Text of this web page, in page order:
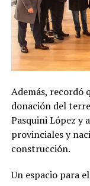
Además, recordó
donación del
Pasquini López y
provinciales y
construcción.
Un espacio para